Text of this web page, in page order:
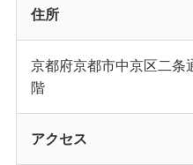
住所
京都府京都市中京区二条
階
アクセス